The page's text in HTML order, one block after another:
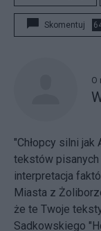
Skomentuj
O
"Chłopcy silni
tekstów
interpretacja
Miasta z
że te Twoje
Sadkowskiego